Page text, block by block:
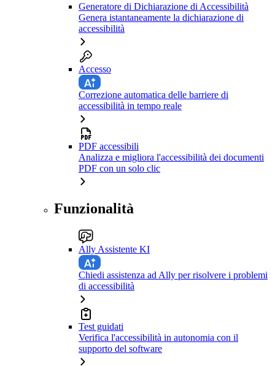
Generatore di Dichiarazione di Accessibilità
Genera istantaneamente la dichiarazione di
accessibilità
Accesso
Correzione automatica delle barriere di
accessibilità in tempo reale
PDF accessibili
Analizza e migliora l'accessibilità dei documenti
PDF con un solo clic
Funzionalità
Ally Assistente KI
Chiedi assistenza ad Ally per risolvere i problemi
di accessibilità
Test guidati
Verifica l'accessibilità in autonomia con il
supporto del software